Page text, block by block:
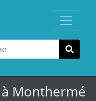
Monthermé